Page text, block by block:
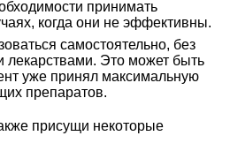
принимать
когда они не эффективны.
самостоятельно, без
лекарствами. Это может быть
уже принял максимальную
препаратов.
присущи некоторые